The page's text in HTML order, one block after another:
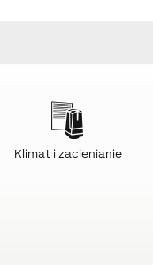
Klimat i zacienianie